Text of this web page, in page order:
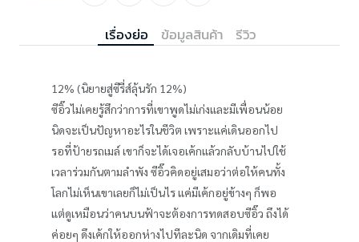
เรื่องย่อ ข้อมูลสินค้า รีวิว
12% (นิยายสู่ซีรี่ส์ลุ้นรัก 12%)
ซีอิ๊วไม่เคยรู้สึกว่าการที่เขาพูดไม่เก่งและมีเพื่อนน้อย
นิดจะเป็นปัญหาอะไรในชีวิต เพราะแค่เดินออกไป
รอที่ป้ายรถเมล์ เขาก็จะได้เจอเค้กแล้วกลับบ้านไปใช้
เวลาร่วมกันตามลำพัง ซีอิ๊วคิดอยู่เสมอว่าต่อให้คนทั้ง
โลกไม่เห็นเขาเลยก็ไม่เป็นไร แค่มีเค้กอยู่ข้างๆ ก็พอ
แต่ดูเหมือนว่าคนบนฟ้าจะต้องการทดสอบซีอิ๊ว ถึงได้
ค่อยๆ ดึงเค้กให้ออกห่างไปทีละนิด จากเดิมที่เคย